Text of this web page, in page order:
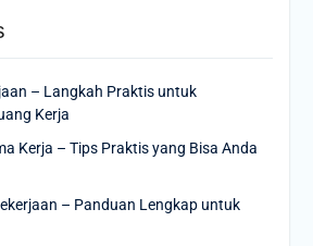
– Langkah Praktis untuk
Kerja
Kerja – Tips Praktis yang Bisa Anda
– Panduan Lengkap untuk